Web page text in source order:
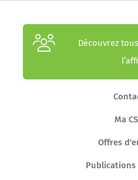
Découvrez
Ma
Offres